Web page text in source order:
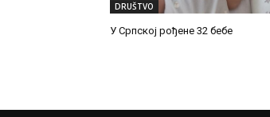
DRUŠTVO
У Српској рођене 32 бебе